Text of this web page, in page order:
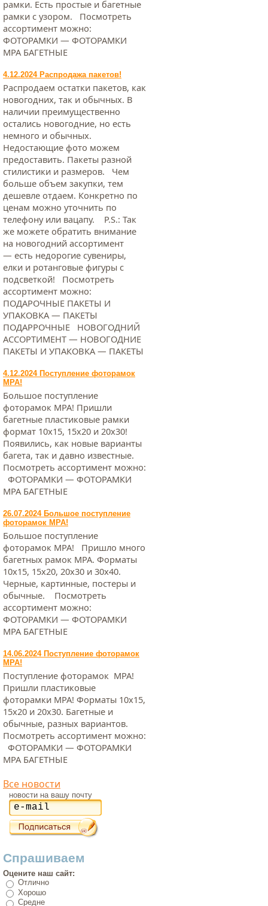
рамки. Есть простые и багетные
рамки с узором. Посмотреть
ассортимент можно:
ФОТОРАМКИ — ФОТОРАМКИ
МРА БАГЕТНЫЕ
4.12.2024 Распродажа пакетов!
Распродаем остатки пакетов, как
новогодних, так и обычных. В
наличии преимущественно
остались новогодние, но есть
немного и обычных.
Недостающие фото можем
предоставить. Пакеты разной
стилистики и размеров. Чем
больше объем закупки, тем
дешевле отдаем. Конкретно по
ценам можно уточнить по
телефону или вацапу. Р.S.: Так
же можете обратить внимание
на новогодний ассортимент
— есть недорогие сувениры,
елки и ротанговые фигуры с
подсветкой! Посмотреть
ассортимент можно:
ПОДАРОЧНЫЕ ПАКЕТЫ И
УПАКОВКА — ПАКЕТЫ
ПОДАРРОЧНЫЕ НОВОГОДНИЙ
АССОРТИМЕНТ — НОВОГОДНИЕ
ПАКЕТЫ И УПАКОВКА — ПАКЕТЫ
4.12.2024 Поступление фоторамок
МРА!
Большое поступление
фоторамок МРА! Пришли
багетные пластиковые рамки
формат 10х15, 15х20 и 20х30!
Появились, как новые варианты
багета, так и давно известные.
Посмотреть ассортимент можно:
ФОТОРАМКИ — ФОТОРАМКИ
МРА БАГЕТНЫЕ
26.07.2024 Большое поступление
фоторамок МРА!
Большое поступление
фоторамок МРА! Пришло много
багетных рамок МРА. Форматы
10х15, 15х20, 20х30 и 30х40.
Черные, картинные, постеры и
обычные. Посмотреть
ассортимент можно:
ФОТОРАМКИ — ФОТОРАМКИ
МРА БАГЕТНЫЕ
14.06.2024 Поступление фоторамок
МРА!
Поступление фоторамок МРА!
Пришли пластиковые
фоторамки МРА! Форматы 10х15,
15х20 и 20х30. Багетные и
обычные, разных вариантов.
Посмотреть ассортимент можно:
ФОТОРАМКИ — ФОТОРАМКИ
МРА БАГЕТНЫЕ
Все новости
новости на вашу почту
Спрашиваем
Оцените наш сайт:
Отлично
Хорошо
Средне